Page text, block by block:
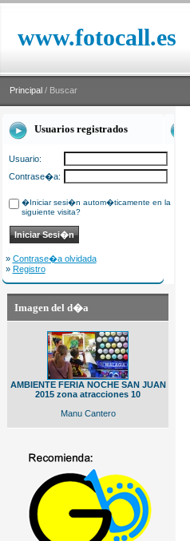
www.fotocall.es
Principal / Buscar
Usuarios registrados
Usuario:
Contrase�a:
�Iniciar sesi�n autom�ticamente en la
siguiente visita?
» Contrase�a olvidada
» Registro
Imagen del d�a
AMBIENTE FERIA NOCHE SAN JUAN
2015 zona atracciones 10
Manu Cantero